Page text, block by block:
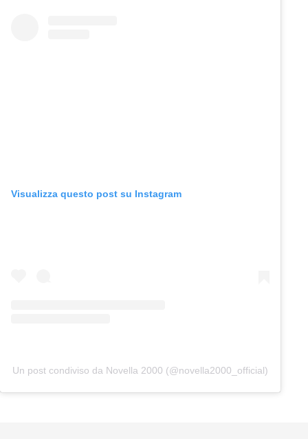
Visualizza questo post su Instagram
Un post condiviso da Novella 2000 (@novella2000_official)